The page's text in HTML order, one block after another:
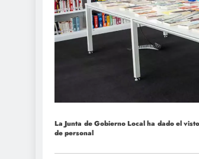
La Junta de Gobierno Local ha dado el
de personal